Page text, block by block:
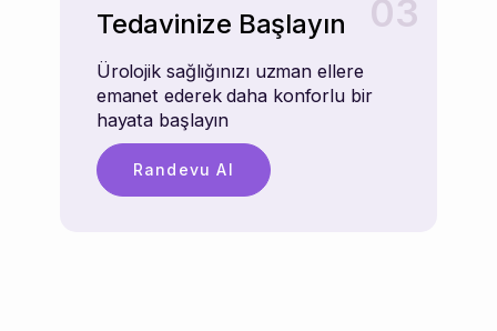
03
Tedavinize Başlayın
Ürolojik sağlığınızı uzman ellere
emanet ederek daha konforlu bir
hayata başlayın
Randevu Al